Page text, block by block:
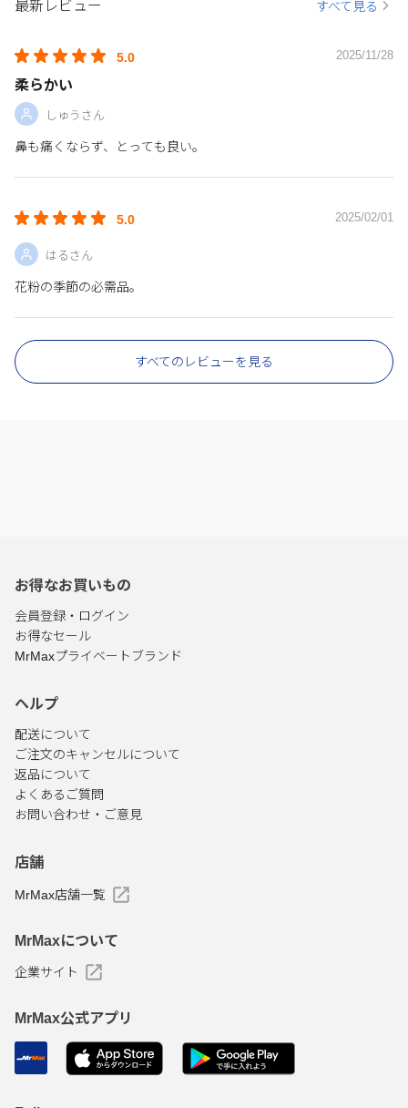
最新レビュー すべて見る
5.0 2025/11/28
柔らかい
しゅうさん
鼻も痛くならず、とっても良い。
5.0 2025/02/01
はるさん
花粉の季節の必需品。
すべてのレビューを見る
お得なお買いもの
会員登録・ログイン
お得なセール
MrMaxプライベートブランド
ヘルプ
配送について
ご注文のキャンセルについて
返品について
よくあるご質問
お問い合わせ・ご意見
店舗
MrMax店舗一覧
MrMaxについて
企業サイト
MrMax公式アプリ